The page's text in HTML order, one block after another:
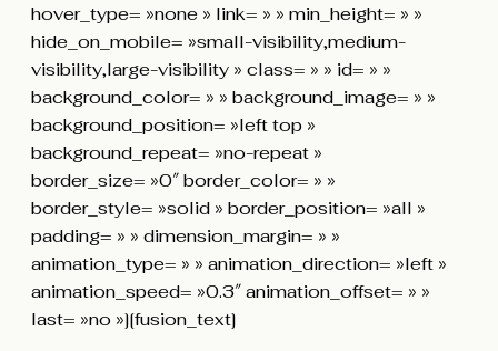
hover_type= »none » link= » » min_height= » »
hide_on_mobile= »small-visibility,medium-
visibility,large-visibility » class= » » id= » »
background_color= » » background_image= » »
background_position= »left top »
background_repeat= »no-repeat »
border_size= »0″ border_color= » »
border_style= »solid » border_position= »all »
padding= » » dimension_margin= » »
animation_type= » » animation_direction= »left »
animation_speed= »0.3″ animation_offset= » »
last= »no »][fusion_text]